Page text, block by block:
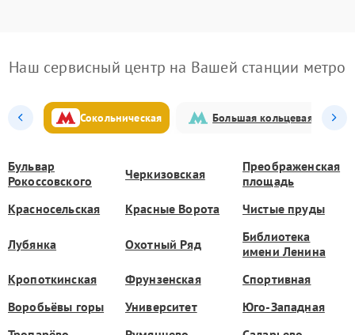
Наш сервисный центр на Вашей станции метро
Сокольническая Большая кольцевая
Бульвар
Рокоссовского
Черкизовская
Преображенская
площадь
Красносельская
Красные Ворота Чистые пруды
Лубянка Охотный Ряд
Библиотека
имени Ленина
Кропоткинская
Фрунзенская
Спортивная
Воробьёвы горы
Университет
Юго-Западная